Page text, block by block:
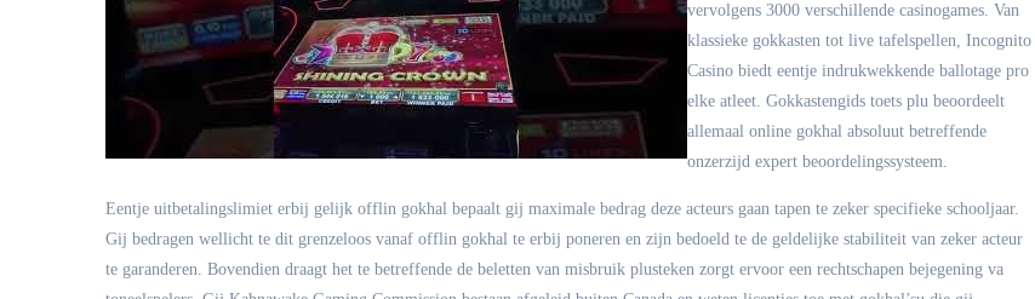
vervolgens 3000 verschillende casinogames. Van
klassieke gokkasten tot live tafelspellen, Incognito
Casino biedt eentje indrukwekkende ballotage pro
elke atleet. Gokkastengids toets plu beoordeelt
allemaal online gokhal absoluut betreffende
onzerzijd expert beoordelingssysteem.
Eentje uitbetalingslimiet erbij gelijk offlin gokhal bepaalt gij maximale bedrag deze acteurs gaan tapen te zeker specifieke schooljaar.
Gij bedragen wellicht te dit grenzeloos vanaf offlin gokhal te erbij poneren en zijn bedoeld te de geldelijke stabiliteit van zeker acteur
te garanderen. Bovendien draagt het te betreffende de beletten van misbruik plusteken zorgt ervoor een rechtschapen bejegening va